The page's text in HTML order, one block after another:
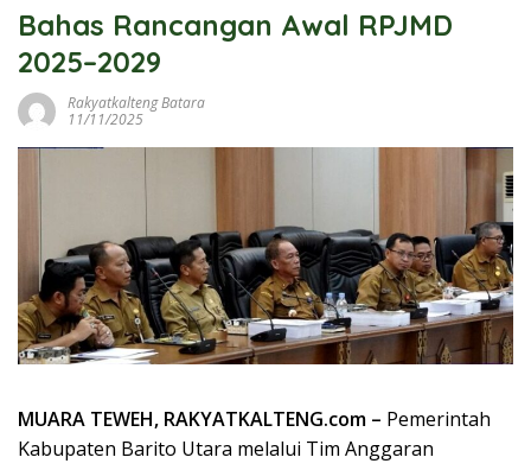
Bahas Rancangan Awal RPJMD
2025–2029
Rakyatkalteng Batara
11/11/2025
MUARA TEWEH, RAKYATKALTENG.com – Pemerintah
Kabupaten Barito Utara melalui Tim Anggaran